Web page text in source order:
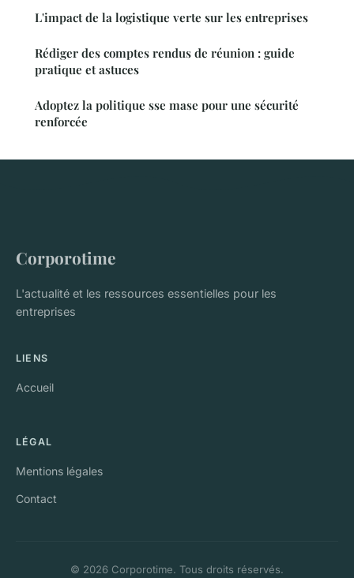
L'impact de la logistique verte sur les entreprises
Rédiger des comptes rendus de réunion : guide
pratique et astuces
Adoptez la politique sse mase pour une sécurité
renforcée
Corporotime
L'actualité et les ressources essentielles pour les
entreprises
LIENS
Accueil
LÉGAL
Mentions légales
Contact
© 2026 Corporotime. Tous droits réservés.